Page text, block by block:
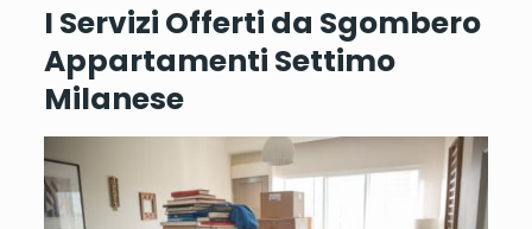
I Servizi Offerti da Sgombero
Appartamenti Settimo
Milanese